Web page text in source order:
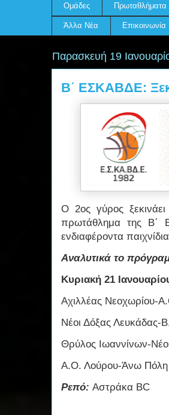
Ομάδες Πρωταθλήματα
Άλλα Νέα Επικοινωνία
Παρασκευή 19
Β΄ ΕΣΚΑΒΔΕ:
Ο 2ος γύρος
πρωτάθλημα της Β΄
ενδιαφέροντα
Αναλυτικά το
Κυριακή 21
Αχιλλέας Νεοχωρίου-
Νέοι Δόξας
Θρύλος Ιωαννίνων-
Α.Ο. Λούρου-Άνω Πόλη
Ρεπό: Αστράκα BC